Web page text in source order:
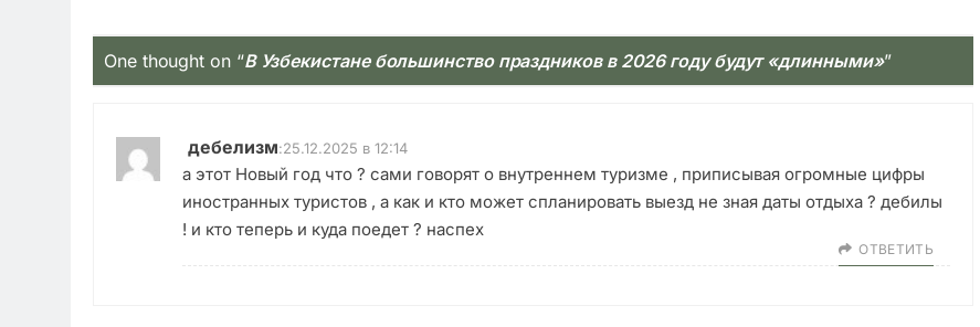
One thought on “В Узбекистане большинство праздников в 2026 году будут «длинными»”
дебелизм:25.12.2025 в 12:14
а этот Новый год что ? сами говорят о внутреннем туризме , приписывая огромные цифры
иностранных туристов , а как и кто может спланировать выезд не зная даты отдыха ? дебилы
! и кто теперь и куда поедет ? наспех
ОТВЕТИТЬ